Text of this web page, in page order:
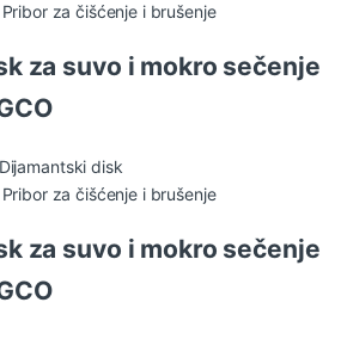
Pribor za čišćenje i brušenje
za suvo i mokro sečenje
Pribor za čišćenje i brušenje
za suvo i mokro sečenje